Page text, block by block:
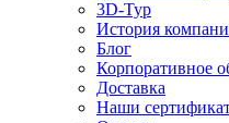
3D-Тур
История
Блог
Корпоративное
Доставка
Наши